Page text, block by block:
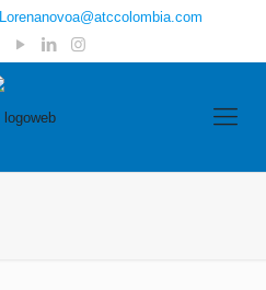
Lorenanovoa@atccolombia.com